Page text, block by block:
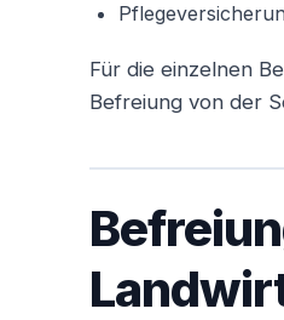
Für die einzelnen
Befreiung von der